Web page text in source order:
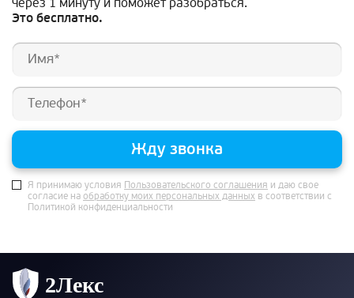
Это бесплатно.
Жду звонка
Я принимаю условия Пользовательского соглашения и даю свое
согласие на обработку моих персональных данных в соответствии с
Политикой конфиденциальности